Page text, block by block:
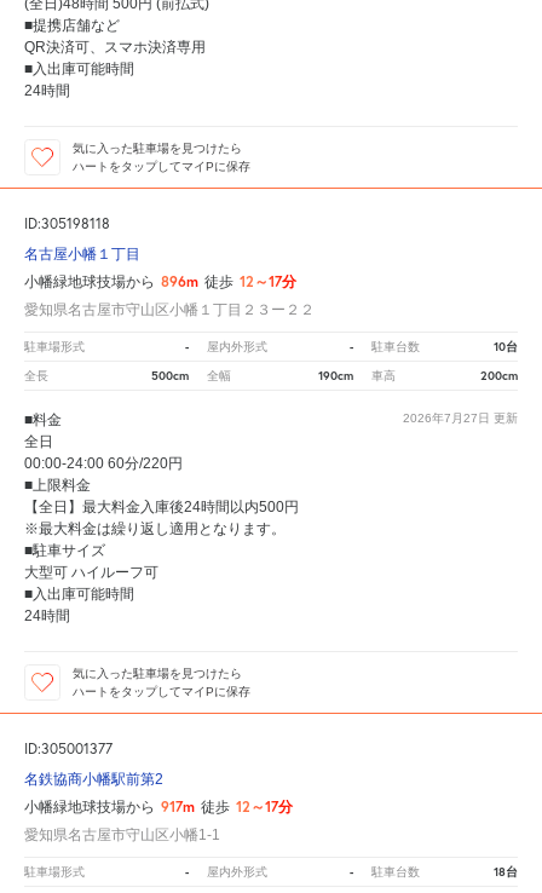
(全日)48時間 500円 (前払式)
■提携店舗など
QR決済可、スマホ決済専用
■入出庫可能時間
24時間
気に入った駐車場を見つけたら
ハートをタップしてマイPに保存
ID:305198118
名古屋小幡１丁目
小幡緑地球技場から 896m 徒歩 12～17分
愛知県名古屋市守山区小幡１丁目２３ー２２
駐車場形式 - 屋内外形式 - 駐車台数 10台
全長 500cm 全幅 190cm 車高 200cm
2026年7月27日 更新
■料金
全日
00:00-24:00 60分/220円
■上限料金
【全日】最大料金入庫後24時間以内500円
※最大料金は繰り返し適用となります。
■駐車サイズ
大型可 ハイルーフ可
■入出庫可能時間
24時間
気に入った駐車場を見つけたら
ハートをタップしてマイPに保存
ID:305001377
名鉄協商小幡駅前第2
小幡緑地球技場から 917m 徒歩 12～17分
愛知県名古屋市守山区小幡1-1
駐車場形式 - 屋内外形式 - 駐車台数 18台